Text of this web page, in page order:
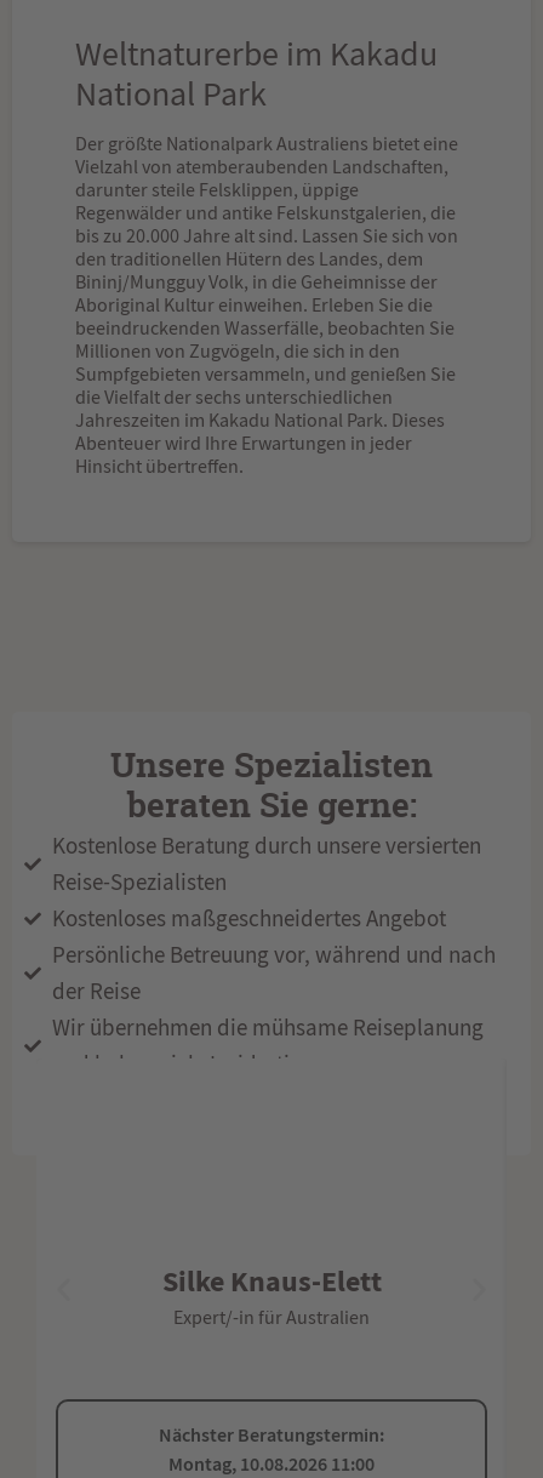
Weltnaturerbe im Kakadu
National Park
Der größte Nationalpark Australiens bietet eine
Vielzahl von atemberaubenden Landschaften,
darunter steile Felsklippen, üppige
Regenwälder und antike Felskunstgalerien, die
bis zu 20.000 Jahre alt sind. Lassen Sie sich von
den traditionellen Hütern des Landes, dem
Bininj/Mungguy Volk, in die Geheimnisse der
Aboriginal Kultur einweihen. Erleben Sie die
beeindruckenden Wasserfälle, beobachten Sie
Millionen von Zugvögeln, die sich in den
Sumpfgebieten versammeln, und genießen Sie
die Vielfalt der sechs unterschiedlichen
Jahreszeiten im Kakadu National Park. Dieses
Abenteuer wird Ihre Erwartungen in jeder
Hinsicht übertreffen.
Unsere Spezialisten
beraten Sie gerne:
Kostenlose Beratung durch unsere versierten
Reise-Spezialisten
Kostenloses maßgeschneidertes Angebot
Persönliche Betreuung vor, während und nach
der Reise
Wir übernehmen die mühsame Reiseplanung
und haben viele Insidertipps
Silke Knaus-Elett
Expert/-in für Australien
Nächster Beratungstermin:
Montag, 10.08.2026 11:00